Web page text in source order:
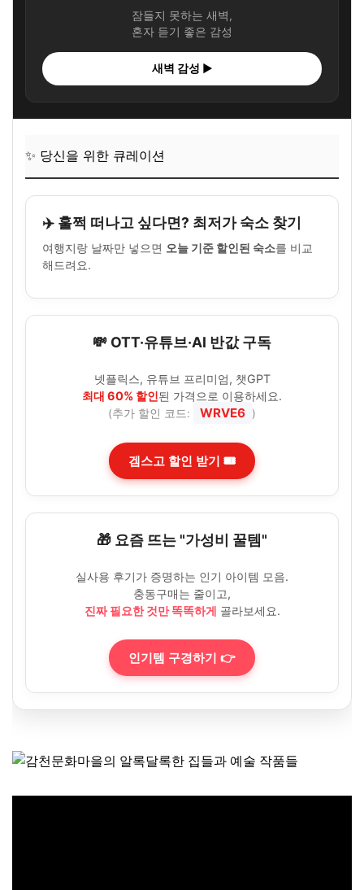
잠들지 못하는 새벽,
혼자 듣기 좋은 감성
새벽 감성 ▶
✨ 당신을 위한 큐레이션
✈️ 훌쩍 떠나고 싶다면? 최저가 숙소 찾기
여행지랑 날짜만 넣으면 오늘 기준 할인된 숙소를 비교
해드려요.
💸 OTT·유튜브·AI 반값 구독
넷플릭스, 유튜브 프리미엄, 챗GPT
최대 60% 할인된 가격으로 이용하세요.
(추가 할인 코드: WRVE6 )
겜스고 할인 받기 🎟️
🎁 요즘 뜨는 "가성비 꿀템"
실사용 후기가 증명하는 인기 아이템 모음.
충동구매는 줄이고,
진짜 필요한 것만 똑똑하게 골라보세요.
인기템 구경하기 👉